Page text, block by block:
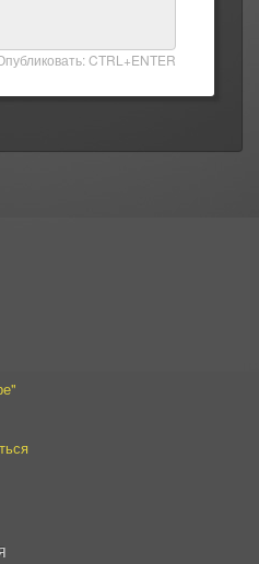
CTRL+ENTER